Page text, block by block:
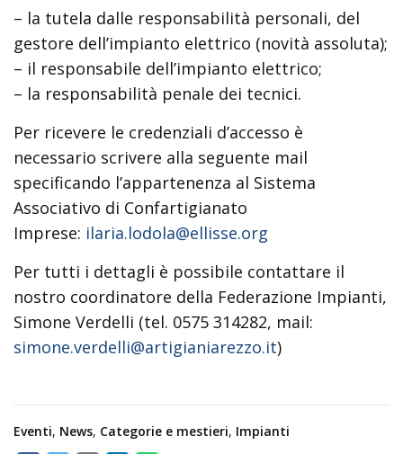
– la tutela dalle responsabilità personali, del
gestore dell’impianto elettrico (novità assoluta);
– il responsabile dell’impianto elettrico;
– la responsabilità penale dei tecnici.
Per ricevere le credenziali d’accesso è
necessario scrivere alla seguente mail
specificando l’appartenenza al Sistema
Associativo di Confartigianato
Imprese: ilaria.lodola@ellisse.org
Per tutti i dettagli è possibile contattare il
nostro coordinatore della Federazione Impianti,
Simone Verdelli (tel. 0575 314282, mail:
simone.verdelli@artigianiarezzo.it)
Eventi, News, Categorie e mestieri, Impianti